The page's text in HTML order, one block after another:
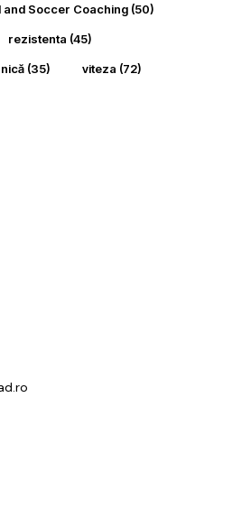
and Soccer Coaching (50)
rezistenta (45)
(35) viteza (72)